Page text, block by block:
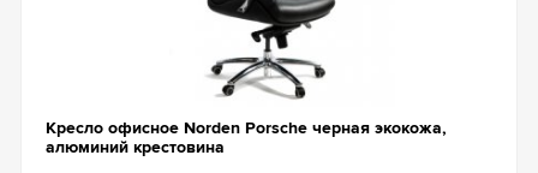
Кресло офисное Norden Porsche черная экокожа,
алюминий крестовина